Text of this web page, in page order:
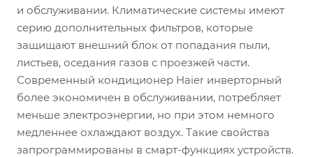
и обслуживании. Климатические системы имеют
серию дополнительных фильтров, которые
защищают внешний блок от попадания пыли,
листьев, оседания газов с проезжей части.
Современный кондиционер Haier инверторный
более экономичен в обслуживании, потребляет
меньше электроэнергии, но при этом немного
медленнее охлаждают воздух. Такие свойства
запрограммированы в смарт-функциях устройств.